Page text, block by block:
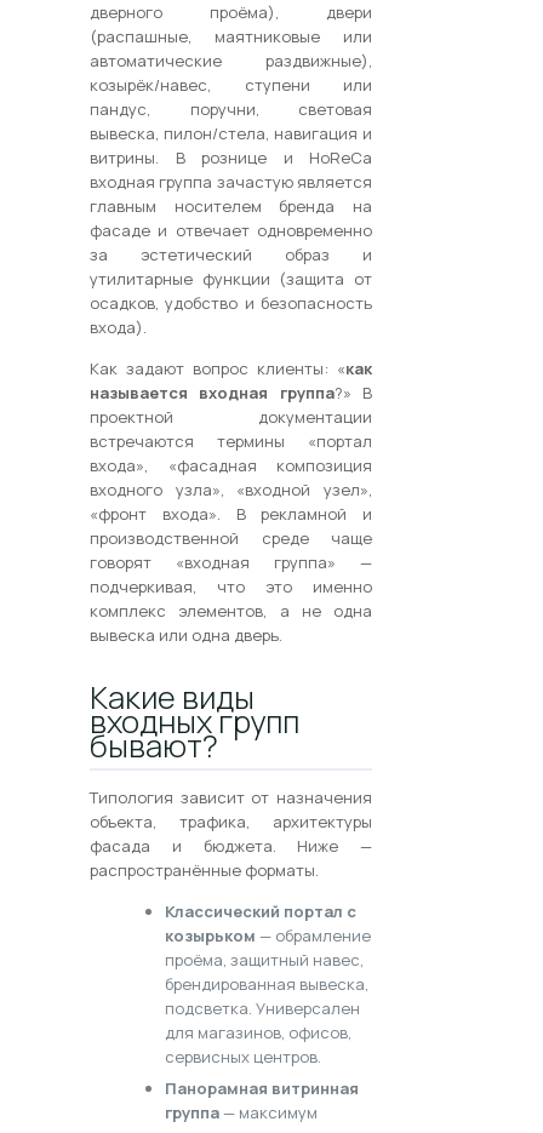
дверного проёма), двери
(распашные, маятниковые или
автоматические раздвижные),
козырёк/навес, ступени или
пандус, поручни, световая
вывеска, пилон/стела, навигация и
витрины. В рознице и HoReCa
входная группа зачастую является
главным носителем бренда на
фасаде и отвечает одновременно
за эстетический образ и
утилитарные функции (защита от
осадков, удобство и безопасность
входа).
Как задают вопрос клиенты: «как
называется входная группа?» В
проектной документации
встречаются термины «портал
входа», «фасадная композиция
входного узла», «входной узел»,
«фронт входа». В рекламной и
производственной среде чаще
говорят «входная группа» —
подчеркивая, что это именно
комплекс элементов, а не одна
вывеска или одна дверь.
Какие виды
входных групп
бывают?
Типология зависит от назначения
объекта, трафика, архитектуры
фасада и бюджета. Ниже —
распространённые форматы.
Классический портал с
козырьком — обрамление
проёма, защитный навес,
брендированная вывеска,
подсветка. Универсален
для магазинов, офисов,
сервисных центров.
Панорамная витринная
группа— максимум